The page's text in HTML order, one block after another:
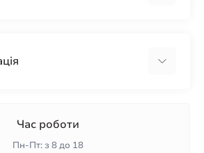
Час роботи
Пн-Пт: з 8 до 18